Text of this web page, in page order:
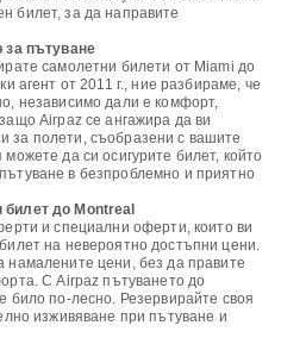
билет, за да направите
за пътуване
самолетни билети от Miami до
агент от 2011 г., ние разбираме, че
независимо дали е комфорт,
Airpaz се ангажира да ви
за полети, съобразени с вашите
да си осигурите билет, който
в безпроблемно и приятно
до Montreal
и специални оферти, които ви
на невероятно достъпни цени.
намалените цени, без да правите
С Airpaz пътуването до
било по-лесно. Резервирайте своя
изживяване при пътуване и